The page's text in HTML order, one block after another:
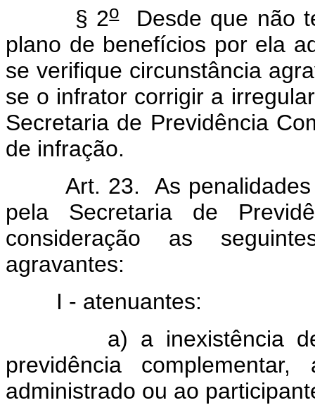
§ 2oDesde que não
plano de benefícios por ela
se verifique circunstância
se o infrator corrigir a
Secretaria de Previdência
de infração.
Art. 23. As penalidades
pela Secretaria de
consideração as
agravantes:
I - atenuantes:
a) a inexistência de
previdência
administrado ou ao